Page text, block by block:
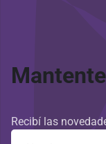
Recibí las